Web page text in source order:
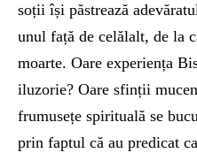
soții își păstrează
unul față de celălalt, de la
moarte. Oare experiența
iluzorie? Oare sfinții
frumusețe spirituală se
prin faptul că au predicat